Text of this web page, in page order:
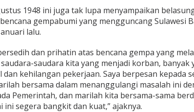
1948 ini juga tak lupa menyampaikan
gempabumi yang mengguncang Sulawesi
lalu.
dan prihatin atas bencana gempa yang
saudara kita yang menjadi korban, banyak
kehilangan pekerjaan. Saya berpesan kepada
bersama dalam menanggulangi masalah ini
Pemerintah, dan marilah kita bersama-sama
ini segera bangkit dan kuat,” ajaknya.